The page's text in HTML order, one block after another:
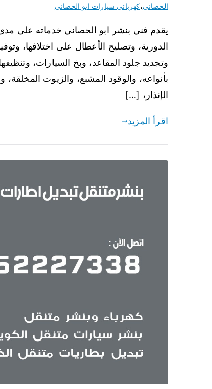
الحصاني،كهربائي سيارات ابو الحصاني
الدورية، وتصليح الأعطال على اختلافها،
وتجديد جلود المقاعد، وبخ السيارات،
بأنواعه، والوقود المشبع، والزيوت المخلقة،
الإنذار، […]
اقرأ المزيد